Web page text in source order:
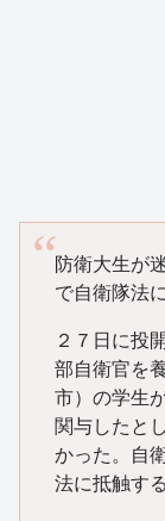
防衛大生が
で自衛隊法
２７日に投
部自衛官を
市）の学生
関与したと
かった。自
法に抵触す